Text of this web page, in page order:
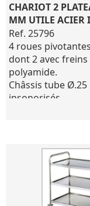
CHARIOT 2
MM UTILE ACIER
Ref. 25796
4 roues
dont 2 avec freins
polyamide.
Châssis tube
insonorisés.
Encombrement
x h 960 mm
Fabrication